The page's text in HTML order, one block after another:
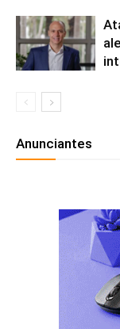
Anunciantes